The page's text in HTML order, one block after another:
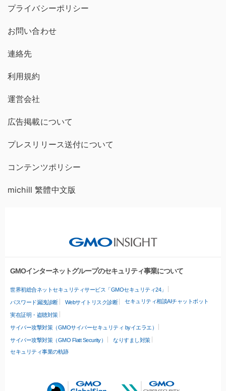
プライバシーポリシー
お問い合わせ
連絡先
利用規約
運営会社
広告掲載について
プレスリリース送付について
コンテンツポリシー
michill 繁體中文版
GMOインターネットグループのセキュリティ事業について
世界初総合ネットセキュリティサービス「GMOセキュリティ24」
パスワード漏洩診断 Webサイトリスク診断 セキュリティ相談AIチャットボット
実在証明・盗聴対策
サイバー攻撃対策（GMOサイバーセキュリティ byイエラエ）
サイバー攻撃対策（GMO Flatt Security）
なりすまし対策
セキュリティ事業の軌跡